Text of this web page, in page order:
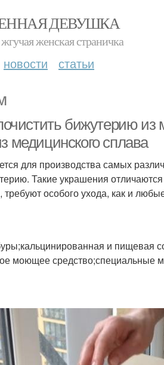
ДЕВУШКА
женская страничка
новости статьи
бижутерию из
медицинского сплава
для производства самых
Такие украшения
особого ухода, как и
и пищевая
моющее средство;специальные